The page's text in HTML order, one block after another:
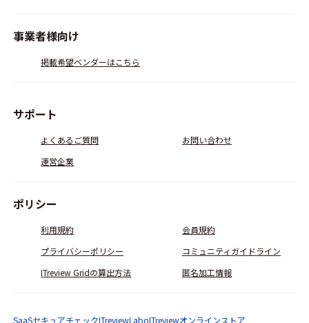
事業者様向け
掲載希望ベンダーはこちら
サポート
よくあるご質問
お問い合わせ
運営企業
ポリシー
利用規約
会員規約
プライバシーポリシー
コミュニティガイドライン
ITreview Gridの算出方法
匿名加工情報
SaaSセキュアチェックITreviewLaboITreviewオンラインストア